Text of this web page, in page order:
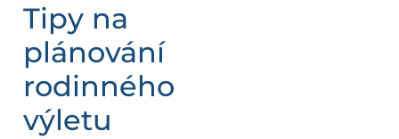
Tipy na
plánování
rodinného
výletu